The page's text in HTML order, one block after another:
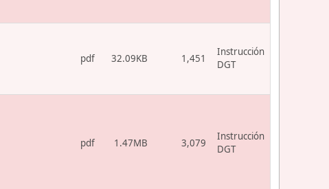
pdf 32.09KB 1,451
Instrucción
DGT
pdf 1.47MB 3,079
Instrucción
DGT